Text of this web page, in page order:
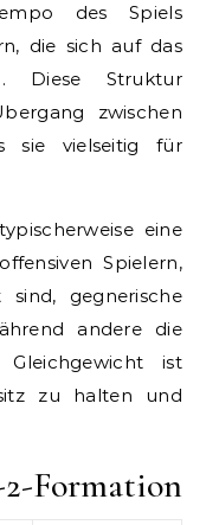
des Spiels
die sich auf das
Diese Struktur
zwischen
sie vielseitig für
eine
Spielern,
gegnerische
andere die
ist
zu halten und
Formation